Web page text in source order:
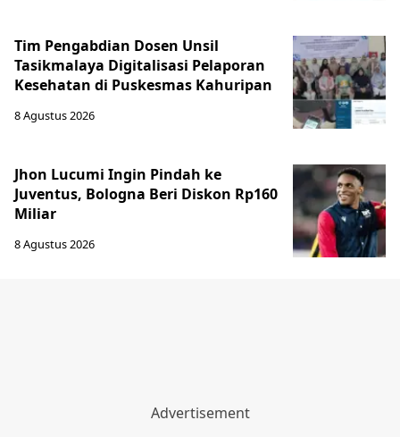
Tim Pengabdian Dosen Unsil
Tasikmalaya Digitalisasi Pelaporan
Kesehatan di Puskesmas Kahuripan
8 Agustus 2026
Jhon Lucumi Ingin Pindah ke
Juventus, Bologna Beri Diskon Rp160
Miliar
8 Agustus 2026